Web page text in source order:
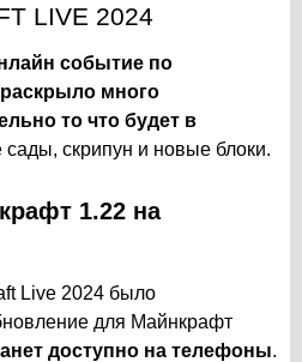
LIVE 2024
событие по
много
то что будет в
сады, скрипун и новые блоки.
1.22 на
Live 2024 было
для Майнкрафт
доступно на телефоны.